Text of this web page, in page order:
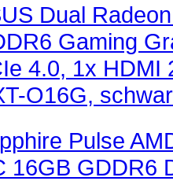
Dual
Gaming
4.0, 1x HDMI
O16G,
Pulse
16GB GDDR6